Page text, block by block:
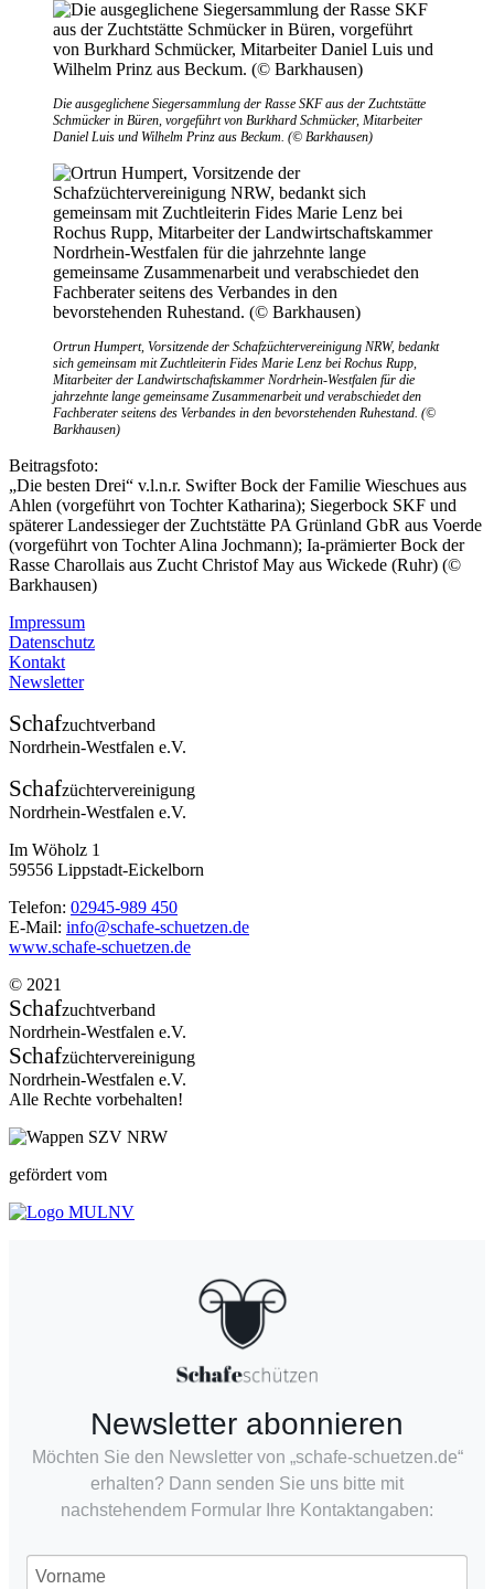
Die ausgeglichene Siegersammlung der Rasse SKF aus der Zuchtstätte
Schmücker in Büren, vorgeführt von Burkhard Schmücker, Mitarbeiter
Daniel Luis und Wilhelm Prinz aus Beckum. (© Barkhausen)
Ortrun Humpert, Vorsitzende der Schafzüchtervereinigung NRW, bedankt
sich gemeinsam mit Zuchtleiterin Fides Marie Lenz bei Rochus Rupp,
Mitarbeiter der Landwirtschaftskammer Nordrhein-Westfalen für die
jahrzehnte lange gemeinsame Zusammenarbeit und verabschiedet den
Fachberater seitens des Verbandes in den bevorstehenden Ruhestand. (©
Barkhausen)
Beitragsfoto:
„Die besten Drei“ v.l.n.r. Swifter Bock der Familie Wieschues aus
Ahlen (vorgeführt von Tochter Katharina); Siegerbock SKF und
späterer Landessieger der Zuchtstätte PA Grünland GbR aus Voerde
(vorgeführt von Tochter Alina Jochmann); Ia-prämierter Bock der
Rasse Charollais aus Zucht Christof May aus Wickede (Ruhr) (©
Barkhausen)
Impressum
Datenschutz
Kontakt
Newsletter
Schafzuchtverband
Nordrhein-Westfalen e.V.
Schafzüchtervereinigung
Nordrhein-Westfalen e.V.
Im Wöholz 1
59556 Lippstadt-Eickelborn
Telefon: 02945-989 450
E-Mail: info@schafe-schuetzen.de
www.schafe-schuetzen.de
© 2021
Schafzuchtverband
Nordrhein-Westfalen e.V.
Schafzüchtervereinigung
Nordrhein-Westfalen e.V.
Alle Rechte vorbehalten!
gefördert vom
Newsletter abonnieren
Möchten Sie den Newsletter von „schafe-schuetzen.de“
erhalten? Dann senden Sie uns bitte mit
nachstehendem Formular Ihre Kontaktangaben: